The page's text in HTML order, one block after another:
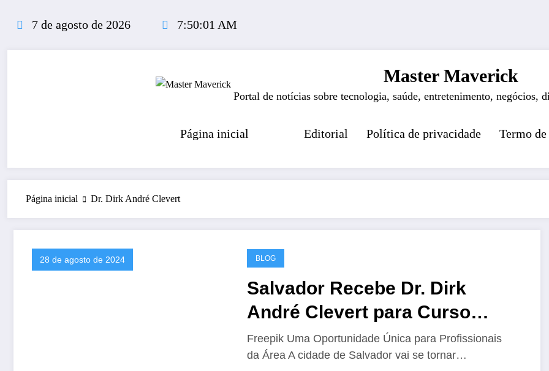
conteúdo
7 de agosto de 2026 7:50:01 AM
Master Maverick
Portal de notícias sobre tecnologia, saúde, entretenimento, negócios,
Página inicial Editorial Política de privacidade Termo
Página inicial Dr. Dirk André Clevert
28 de agosto de 2024 BLOG
Salvador Recebe Dr. Dirk
André Clevert para Curso
Exclusivo de Ultrassonografia
Contrastada Hepática
Freepik Uma Oportunidade Única para Profissionais
da Área A cidade de Salvador vai se tornar…